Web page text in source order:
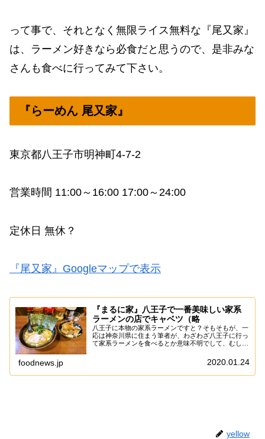
って事で、それとなく無限ライス無料な『尾又家』
は、ラーメン好きなら必食だと思うので、是非みな
さんも食べに行ってみて下さい。
『らーめん 尾又家』
東京都八王子市明神町4-7-2
営業時間 11:00～16:00 17:00～24:00
定休日 無休？
『尾又家』Googleマップで表示
『まるに家』八王子で一番美味しい家系
ラーメンの店でキャベツ（略
八王子に本物の家系ラーメンですと？そもそもが、一
応は神奈川県に住まう筆者が、わざわざ八王子に行っ
て家系ラーメンを食べるとか意味不明でして、むしろ
て言おう！「本物と言われたら試してみたい俺がい
foodnews.jp 2020.01.24
yellow